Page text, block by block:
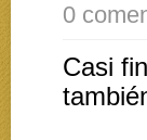
0
Casi